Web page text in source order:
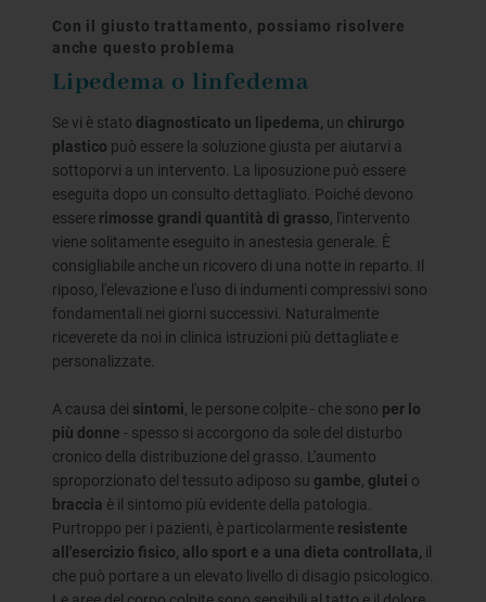
Con il giusto trattamento, possiamo risolvere
anche questo problema
Lipedema o linfedema
Se vi è stato diagnosticato un lipedema, un chirurgo
plastico può essere la soluzione giusta per aiutarvi a
sottoporvi a un intervento. La liposuzione può essere
eseguita dopo un consulto dettagliato. Poiché devono
essere rimosse grandi quantità di grasso , l'intervento
viene solitamente eseguito in anestesia generale. È
consigliabile anche un ricovero di una notte in reparto. Il
riposo, l'elevazione e l'uso di indumenti compressivi sono
fondamentali nei giorni successivi. Naturalmente
riceverete da noi in clinica istruzioni più dettagliate e
personalizzate.
A causa dei sintomi , le persone colpite - che sono per lo
più donne - spesso si accorgono da sole del disturbo
cronico della distribuzione del grasso. L'aumento
sproporzionato del tessuto adiposo su gambe glutei o
braccia è il sintomo più evidente della patologia.
Purtroppo per i pazienti, è particolarmente resistente
all'esercizio fisico, allo sport e a una dieta controllata, il
che può portare a un elevato livello di disagio psicologico.